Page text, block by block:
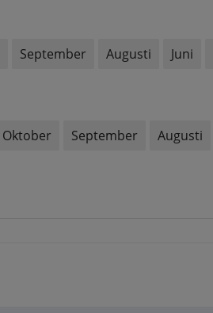
September Augusti Juni
Oktober September Augusti